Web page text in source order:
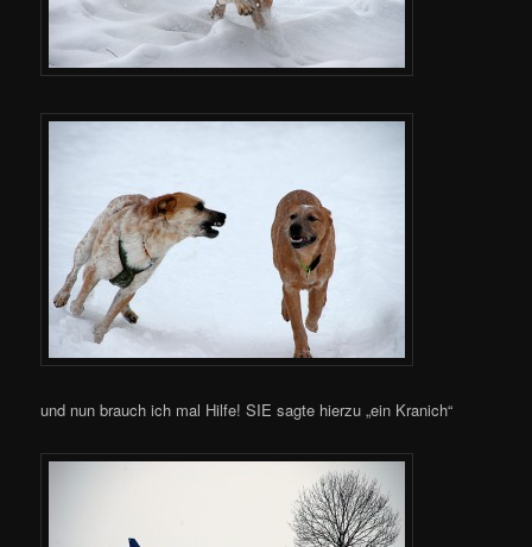
und nun brauch ich mal Hilfe! SIE sagte hierzu „ein Kranich“